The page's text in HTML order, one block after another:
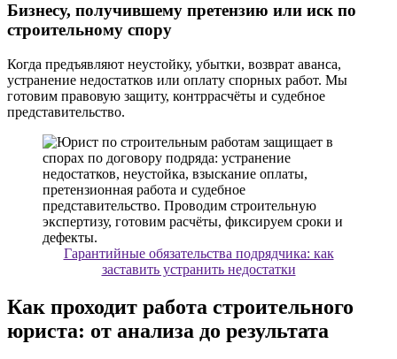
Бизнесу, получившему претензию или иск по
строительному спору
Когда предъявляют неустойку, убытки, возврат аванса,
устранение недостатков или оплату спорных работ. Мы
готовим правовую защиту, контррасчёты и судебное
представительство.
Гарантийные обязательства подрядчика: как
заставить устранить недостатки
Как проходит работа строительного
юриста: от анализа до результата